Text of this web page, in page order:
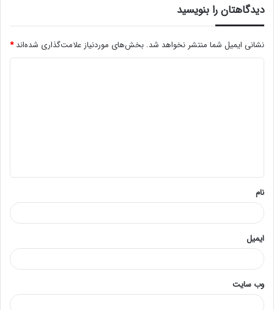
دیدگاهتان را بنویسید
نشانی ایمیل شما منتشر نخواهد شد. بخش‌های موردنیاز علامت‌گذاری شده‌اند*
*
نام
ایمیل
وب‌ سایت